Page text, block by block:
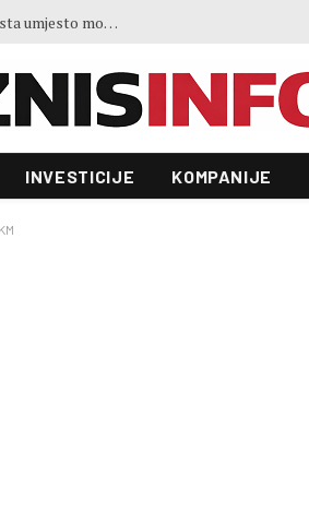
Sve je spremno za gradnju novog autoputa u BiH: Dionica od 44 kilometra povezat će dva važna grada
INVESTICIJE KOMPANIJE